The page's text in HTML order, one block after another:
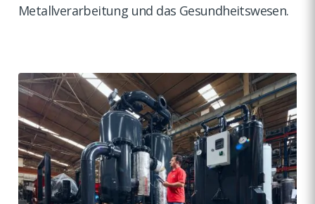
Metallverarbeitung und das Gesundheitswesen.